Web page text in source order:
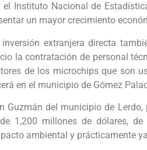
Instituto Nacional de
un mayor crecimiento
extranjera directa
la contratación de personal
de los microchips que son
en el municipio de Gómez
Guzmán del municipio de
1,200 millones de dólares,
ambiental y prácticamente